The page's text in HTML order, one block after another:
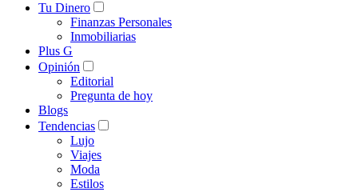
Tu Dinero
Finanzas Personales
Inmobiliarias
Plus G
Opinión
Editorial
Pregunta de hoy
Blogs
Tendencias
Lujo
Viajes
Moda
Estilos